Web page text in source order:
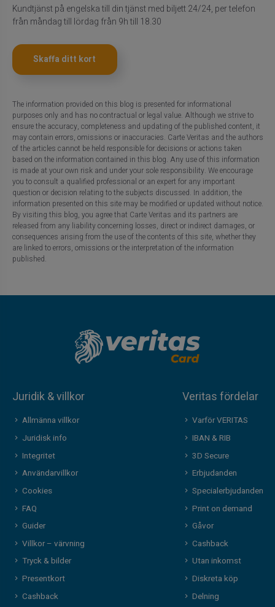
Kundtjänst på engelska till din tjänst med biljett 24/24, per telefon
från måndag till lördag från 9h till 18.30
Skaffa ditt kort
The information provided on this blog is presented for informational
purposes only and has no contractual or legal value. Although we strive to
ensure the accuracy, completeness and updating of the published content, it
may contain errors, omissions or inaccuracies. Carte Veritas and the authors
of the articles cannot be held responsible for decisions or actions taken
based on the information contained in this blog. Any use of this information
is made at your own risk and under your sole responsibility. We encourage
you to consult a qualified professional or an expert for any important
question or decision relating to the subjects discussed. In addition, the
information presented on this site may be modified or updated without notice.
By visiting this blog, you agree that Carte Veritas and its partners are
released from any liability concerning losses, direct or indirect damages, or
consequences arising from the use of the contents of this site, whether they
are linked to errors, omissions or the interpretation of the information
published.
Juridik & villkor
Allmänna villkor
Juridisk info
Integritet
Användarvillkor
Cookies
FAQ
Guider
Villkor – värvning
Tryck & bilder
Presentkort
Cashback
Veritas fördelar
Varför VERITAS
IBAN & RIB
3D Secure
Erbjudanden
Specialerbjudanden
Print on demand
Gåvor
Cashback
Utan inkomst
Diskreta köp
Delning